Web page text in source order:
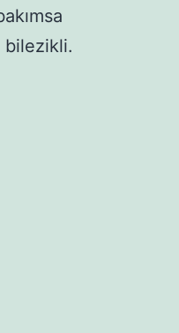
bilezikli.